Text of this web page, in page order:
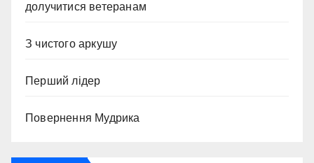
долучитися ветеранам
З чистого аркушу
Перший лідер
Повернення Мудрика